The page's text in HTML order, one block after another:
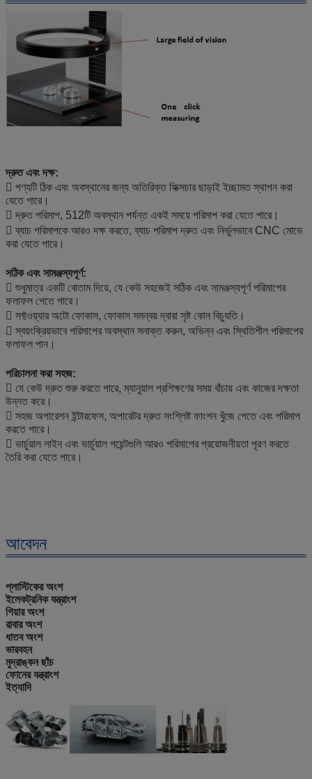
দ্রুত এবং দক্ষ:
 পণ্যটি ঠিক এবং অবস্থানের জন্য অতিরিক্ত ফিক্সচার ছাড়াই ইচ্ছামত স্থাপন করা
যেতে পারে।
 দ্রুত পরিমাপ, 512টি অবস্থান পর্যন্ত একই সময়ে পরিমাপ করা যেতে পারে।
 ব্যাচ পরিমাপকে আরও দক্ষ করতে, ব্যাচ পরিমাপ দ্রুত এবং নির্ভুলভাবে CNC মোডে
করা যেতে পারে।
সঠিক এবং সামঞ্জস্যপূর্ণ:
 শুধুমাত্র একটি বোতাম দিয়ে, যে কেউ সহজেই সঠিক এবং সামঞ্জস্যপূর্ণ পরিমাপের
ফলাফল পেতে পারে।
 সফ্টওয়্যার অটো ফোকাস, ফোকাস সমন্বয় দ্বারা সৃষ্ট কোন বিচ্যুতি।
 স্বয়ংক্রিয়ভাবে পরিমাপের অবস্থান সনাক্ত করুন, অভিন্ন এবং স্থিতিশীল পরিমাপের
ফলাফল পান।
পরিচালনা করা সহজ:
 যে কেউ দ্রুত শুরু করতে পারে, ম্যানুয়াল প্রশিক্ষণের সময় বাঁচায় এবং কাজের দক্ষতা
উন্নত করে।
 সহজ অপারেশন ইন্টারফেস, অপারেটর দ্রুত সংশ্লিষ্ট ফাংশন খুঁজে পেতে এবং পরিমাপ
করতে পারে।
 ভার্চুয়াল লাইন এবং ভার্চুয়াল পয়েন্টগুলি আরও পরিমাপের প্রয়োজনীয়তা পূরণ করতে
তৈরি করা যেতে পারে।
আবেদন
প্লাস্টিকের অংশ
ইলেকট্রনিক যন্ত্রাংশ
গিয়ার অংশ
রাবার অংশ
ধাতব অংশ
ভারবহন
মুদ্রাঙ্কন ছাঁচ
ফোনের যন্ত্রাংশ
ইত্যাদি